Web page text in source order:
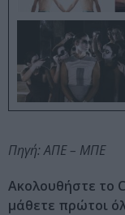
Πηγή: ΑΠΕ – ΜΠΕ
Ακολουθήστε το
μάθετε πρώτοι